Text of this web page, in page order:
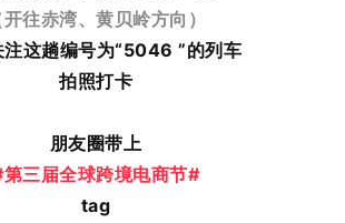
开往赤湾、黄贝岭方向）
注这趟编号为“5046 ”的列车
拍照打卡
朋友圈带上
三届全球跨境电商节#
tag